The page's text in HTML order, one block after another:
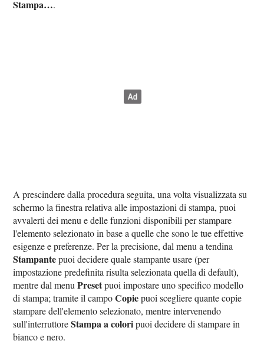
Stampa….
A prescindere dalla procedura seguita, una volta visualizzata su
schermo la finestra relativa alle impostazioni di stampa, puoi
avvalerti dei menu e delle funzioni disponibili per stampare
l'elemento selezionato in base a quelle che sono le tue effettive
esigenze e preferenze. Per la precisione, dal menu a tendina
Stampantepuoi decidere quale stampante usare (per
impostazione predefinita risulta selezionata quella di default),
mentre dal menuPresetpuoi impostare uno specifico modello
di stampa; tramite il campoCopiepuoi scegliere quante copie
stampare dell'elemento selezionato, mentre intervenendo
sull'interruttoreStampa a coloripuoi decidere di stampare in
bianco e nero.